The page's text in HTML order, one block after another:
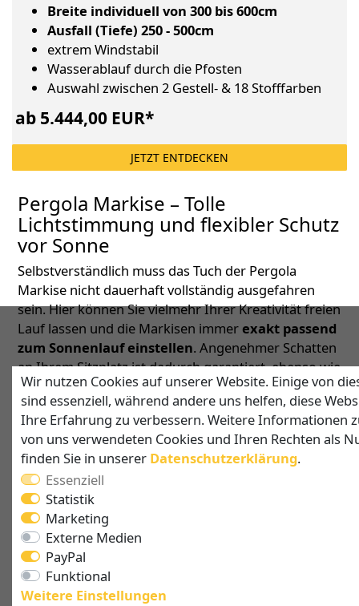
Breite individuell von 300 bis 600cm
Ausfall (Tiefe) 250 - 500cm
extrem Windstabil
Wasserablauf durch die Pfosten
Auswahl zwischen 2 Gestell- & 18 Stofffarben
ab 5.444,00 EUR*
JETZT ENTDECKEN
Pergola Markise – Tolle
Lichtstimmung und flexibler Schutz
vor Sonne
Selbstverständlich muss das Tuch der Pergola
Markise nicht dauerhaft vollständig ausgefahren
sein. Hier können Sie vielmehr Ihrer Kreativität freien
Lauf lassen und die Markisen immer exakt passend
zum Sonnenlauf einstellen. Angenehmer Schatten
an Ihrem Sitzplatz ist dadurch garantiert, ebenso wie
individuelle Lichtstimmungen für angenehmes
Verweilen.
Regen ist kein Grund mehr, die Terrasse zu verlassen.
Ab einer Neigung des Gestells von 15% ermöglicht
dies ein schnelles Ablaufen des Regenwassers,
während das vollkommen regendichte Markisentuch
zuverlässigen Schutz bietet. Bei sehr schlechtem
Wetter fahren Sie die Markise der Pergola einfach
wieder in ihre Kassette ein, wo sie perfekt geschützt
ist.
Wir nutzen Cookies auf unserer Website. Einige von
sind essenziell, während andere uns helfen, diese
Ihre Erfahrung zu verbessern. Weitere Informationen
von uns verwendeten Cookies und Ihren Rechten als
finden Sie in unserer Daten­schutz­erklärung.
Essenziell
Statistik
Marketing
Externe Medien
PayPal
Funktional
Weitere Einstellungen